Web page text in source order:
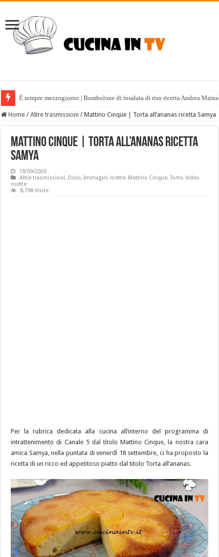
È sempre mezzogiorno | Bombolone di insalata di riso ricetta Andrea
Home / Altre trasmissioni / Mattino Cinque | Torta all’ananas ricetta Samya
Mattino Cinque | Torta all’ananas ricetta
Samya
18/09/2020
Altre trasmissioni, Dolci,Immagini ricette, Mattino Cinque,Torte,Video
ricette
8,798 Visite
Per la rubrica dedicata alla cucina all’interno del programma di
intrattenimento di Canale 5 dal titolo Mattino Cinque, la nostra cara
amica Samya, nella puntata di venerdì 18 settembre, ci ha proposto la
ricetta di un ricco ed appetitoso piatto dal titolo Torta all’ananas.